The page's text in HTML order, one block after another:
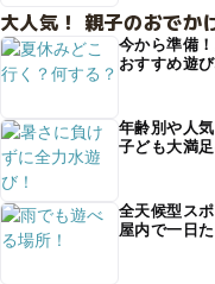
大人気！ 親子のおでか
今から準備
おすすめ遊
年齢別や人
子ども大満
全天候型ス
屋内で一日